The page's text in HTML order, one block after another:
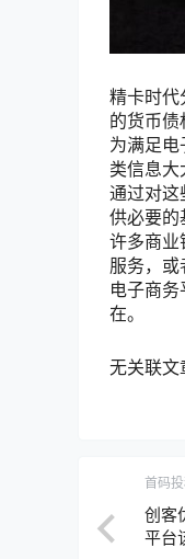
精卡时代
的货币
为满足
类信息大
通过对这
供必要的
许多商业
服务，
电子商
在。
无关联文
首码
创客
平台